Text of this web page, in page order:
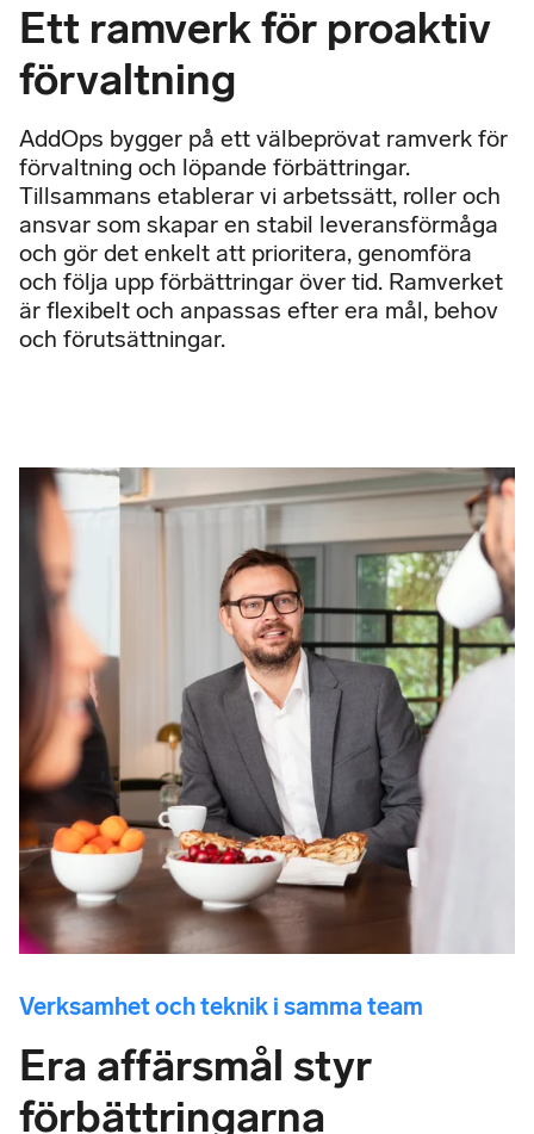
Ett ramverk för proaktiv
förvaltning
AddOps bygger på ett välbeprövat ramverk för
förvaltning och löpande förbättringar.
Tillsammans etablerar vi arbetssätt, roller och
ansvar som skapar en stabil leveransförmåga
och gör det enkelt att prioritera, genomföra
och följa upp förbättringar över tid. Ramverket
är flexibelt och anpassas efter era mål, behov
och förutsättningar.
Verksamhet och teknik i samma team
Era affärsmål styr
förbättringarna